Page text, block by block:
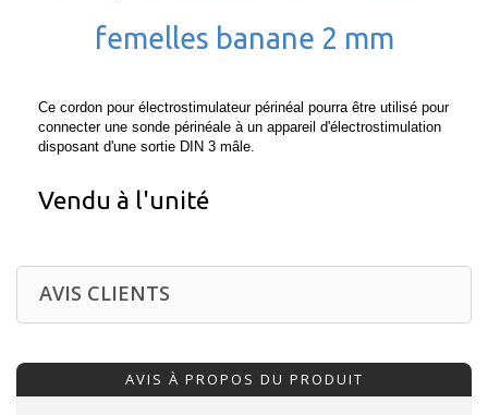
femelles banane 2 mm
Ce cordon pour électrostimulateur périnéal pourra être utilisé pour
connecter une sonde périnéale à un appareil d'électrostimulation
disposant d'une sortie DIN 3 mâle.
Vendu à l'unité
AVIS CLIENTS
AVIS À PROPOS DU PRODUIT